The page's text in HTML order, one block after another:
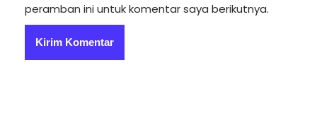
peramban ini untuk komentar saya berikutnya.